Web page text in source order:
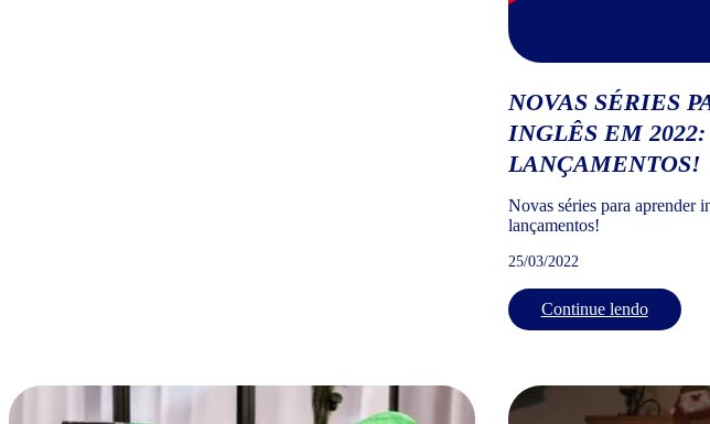
NOVAS SÉRIES
INGLÊS EM
LANÇAMENTOS!
Novas séries para aprender
lançamentos!
25/03/2022
Continue lendo